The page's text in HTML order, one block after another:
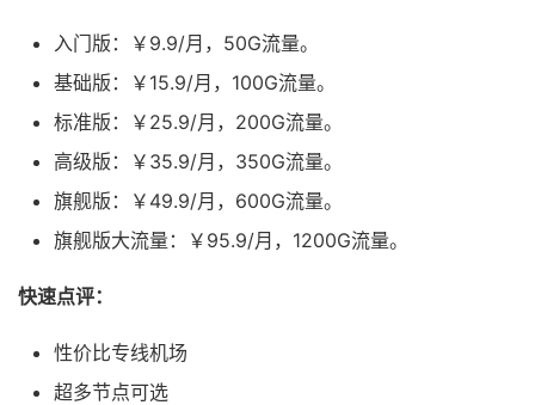
入门版：￥9.9/月，50G流量。
基础版：￥15.9/月，100G流量。
标准版：￥25.9/月，200G流量。
高级版：￥35.9/月，350G流量。
旗舰版：￥49.9/月，600G流量。
旗舰版大流量：￥95.9/月，1200G流量。
快速点评：
性价比专线机场
超多节点可选